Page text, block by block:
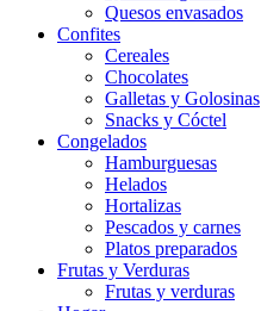
Quesos envasados
Confites
Cereales
Chocolates
Galletas y Golosinas
Snacks y Cóctel
Congelados
Hamburguesas
Helados
Hortalizas
Pescados y carnes
Platos preparados
Frutas y Verduras
Frutas y verduras